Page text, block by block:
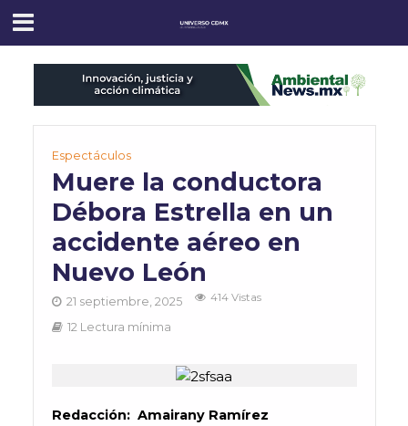
Espectáculos
Muere la conductora
Débora Estrella en un
accidente aéreo en
Nuevo León
21 septiembre, 2025 414 Vistas
12 Lectura mínima
Redacción: Amairany Ramírez